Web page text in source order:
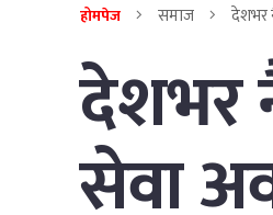
होमपेज समाज देशभर
देशभर
सेवा